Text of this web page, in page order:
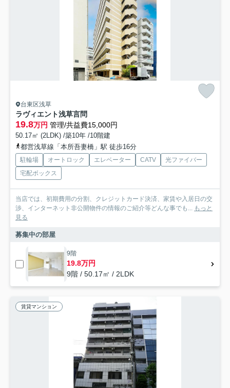
台東区浅草
ラヴィエント浅草言問
19.8万円 管理/共益費15,000円
50.17㎡ (2LDK) /築10年 /10階建
都営浅草線「本所吾妻橋」駅 徒歩16分
駐輪場 オートロック エレベーター CATV
光ファイバー
宅配ボックス
当店では、初期費用の分割、クレジットカード決済、家賃や入居日の交
渉、インターネット非公開物件の情報のご紹介等どんな事でも... もっと
見る
募集中の部屋
9階
19.8万円
9階 / 50.17㎡ / 2LDK
賃貸マンション